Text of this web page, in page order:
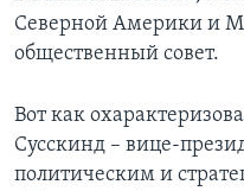
Северной Америки и
общественный совет.
Вот как
Сусскинд – вице-
политическим и